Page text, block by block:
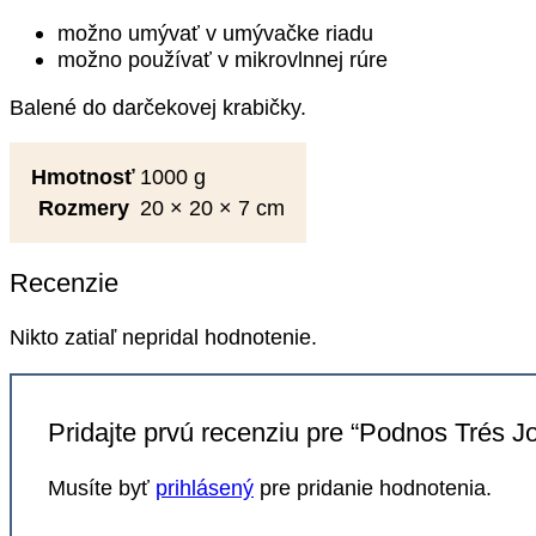
možno umývať v umývačke riadu
možno používať v mikrovlnnej rúre
Balené do darčekovej krabičky.
Hmotnosť 1000 g
Rozmery 20 × 20 × 7 cm
Recenzie
Nikto zatiaľ nepridal hodnotenie.
Pridajte prvú recenziu pre “Podnos Trés
Musíte byť prihlásený pre pridanie hodnotenia.